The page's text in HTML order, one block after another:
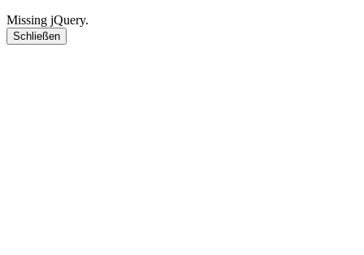
Missing jQuery.
Schließen